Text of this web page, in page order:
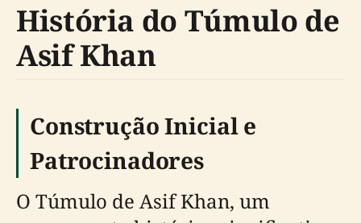
História do Túmulo de
Asif Khan
Construção Inicial e
Patrocinadores
O Túmulo de Asif Khan, um